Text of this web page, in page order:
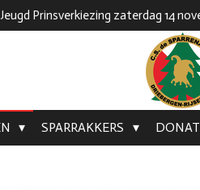
Jeugd Prinsverkiezing zaterdag 14
SPARRAKKERS